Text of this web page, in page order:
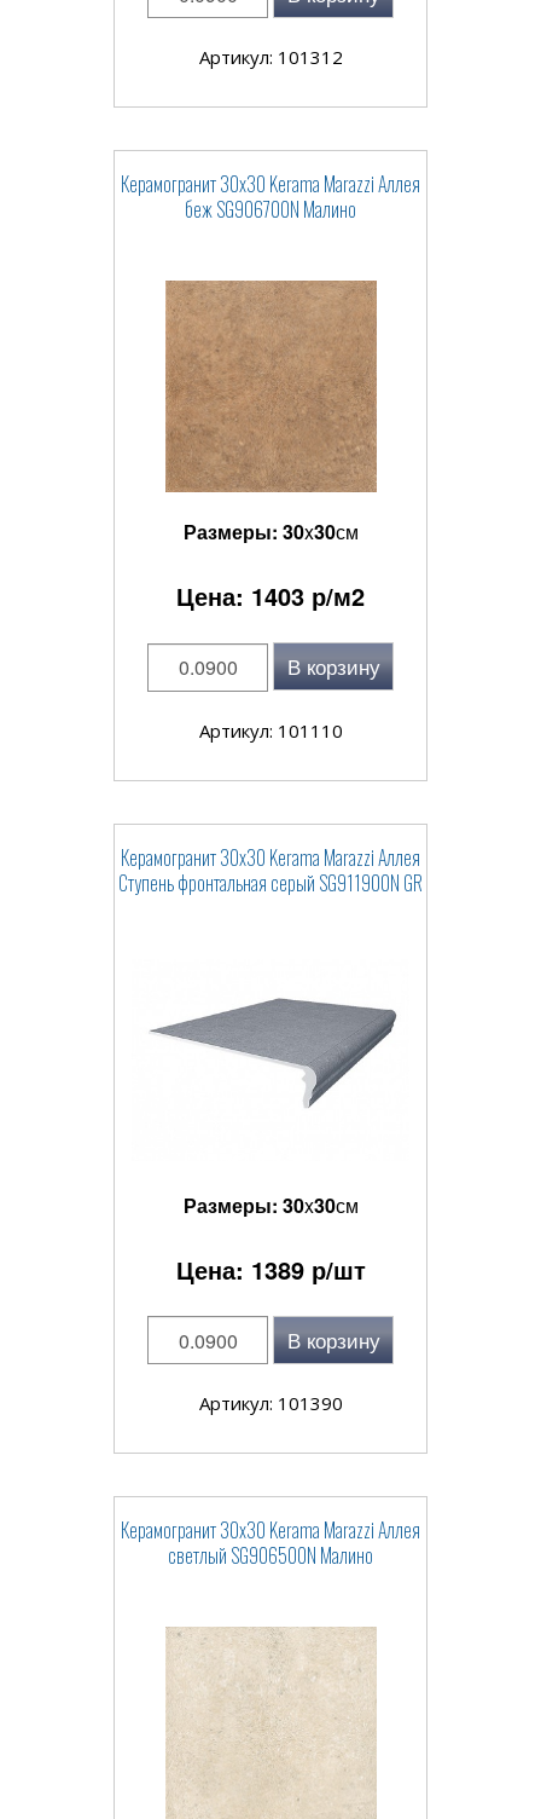
Артикул: 101312
Керамогранит 30x30 Kerama Marazzi Аллея
беж SG906700N Малино
Размеры: 30x30см
Цена: 1403 р/м2
В корзину
Артикул: 101110
Керамогранит 30x30 Kerama Marazzi Аллея
Ступень фронтальная серый SG911900N GR
Размеры: 30x30см
Цена: 1389р/шт
В корзину
Артикул: 101390
Керамогранит 30x30 Kerama Marazzi Аллея
светлый SG906500N Малино